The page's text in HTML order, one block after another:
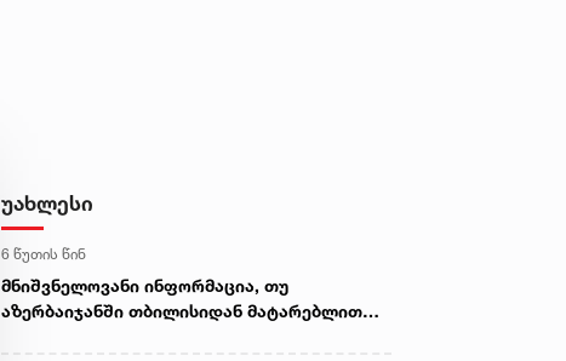
უახლესი
6 წუთის წინ
მნიშვნელოვანი ინფორმაცია, თუ
აზერბაიჯანში თბილისიდან მატარებლით